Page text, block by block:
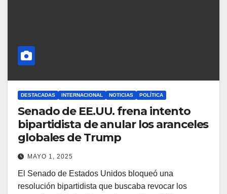
DESTACADAS INTERNACIONAL NOTICIAS POLÍTICA
Senado de EE.UU. frena intento
bipartidista de anular los aranceles
globales de Trump
MAYO 1, 2025
El Senado de Estados Unidos bloqueó una
resolución bipartidista que buscaba revocar los